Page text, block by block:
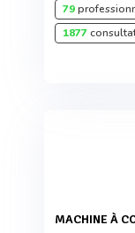
79
1877
MACHINE À